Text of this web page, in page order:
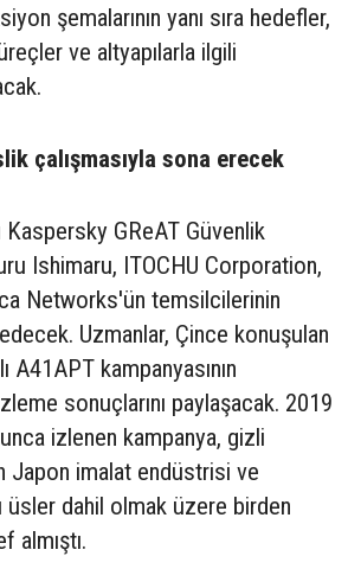
şemalarının yanı sıra hedefler,
ve altyapılarla ilgili
çalışmasıyla sona erecek
Kaspersky GReAT Güvenlik
Ishimaru, ITOCHU Corporation,
Networks'ün temsilcilerinin
Uzmanlar, Çince konuşulan
A41APT kampanyasının
sonuçlarını paylaşacak. 2019
izlenen kampanya, gizli
Japon imalat endüstrisi ve
üsler dahil olmak üzere birden
almıştı.